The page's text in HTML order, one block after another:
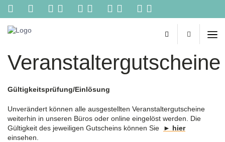
Kontakt
Ihr
persönliches
im
Reisetipps
von
Spezialisten,
online
Veranstaltergutscheine
Gültigkeitsprüfung/Einlösung
Unverändert können alle ausgestellten Veranstaltergutscheine
weiterhin in unseren Büros oder online eingelöst werden. Die
Gültigkeit des jeweiligen Gutscheins können Sie
► hier
einsehen.